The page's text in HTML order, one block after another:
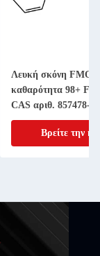
Λευκή σκόνη
καθαρότητα 98+
CAS αριθ. 857478-
Βρείτε την